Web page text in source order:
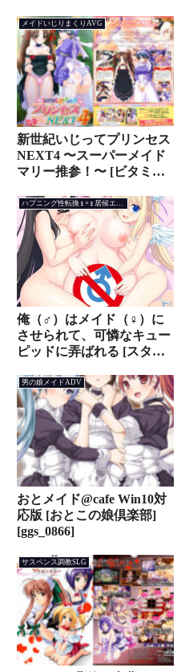
メイドいじりまくりAVG
新世紀いじってプリンセス
NEXT4 〜スーパーメイド
マリー推参！〜 [ビタミン]
俺（♂）はメイド（♀）に
させられて、可憐なキュー
ピッドに弄ばれる [スタジ
[bpartner_0080]
男の娘メイドADV
おとメイド@cafe Win10対
応版 [おとこの娘倶楽部]
[ggs_0866]
サスペンス調教SLG